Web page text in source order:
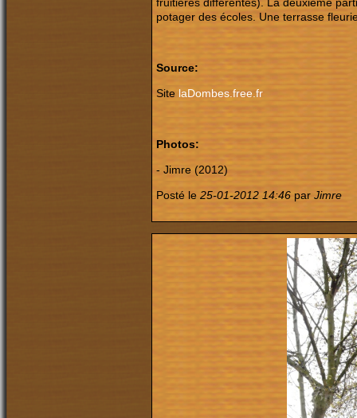
potager des écoles. Une terrasse
Source:
Site laDombes.free.fr
Photos:
- Jimre (2012)
Posté le 25-01-2012 14:46 par Jimre